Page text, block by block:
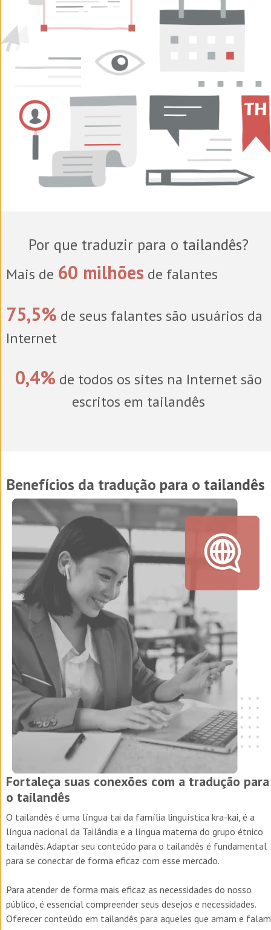
Por que traduzir para o tailandês?
Mais de 60 milhões de falantes
75,5% de seus falantes são usuários da
Internet
0,4% de todos os sites na Internet são
escritos em tailandês
Benefícios da tradução para o tailandês
Fortaleça suas conexões com a tradução para
o tailandês
O tailandês é uma língua tai da família linguística kra-kai, é a
língua nacional da Tailândia e a língua materna do grupo étnico
tailandês. Adaptar seu conteúdo para o tailandês é fundamental
para se conectar de forma eficaz com esse mercado.
Para atender de forma mais eficaz as necessidades do nosso
público, é essencial compreender seus desejos e necessidades.
Oferecer conteúdo em tailandês para aqueles que amam e falam